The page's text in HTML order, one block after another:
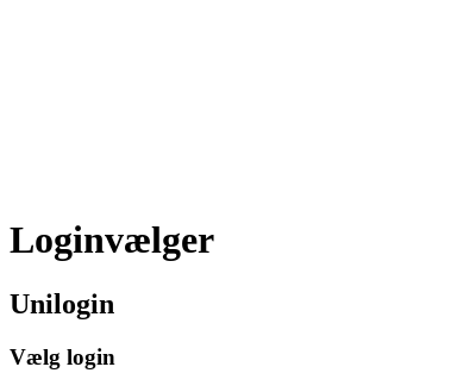
Loginvælger
Unilogin
Vælg login